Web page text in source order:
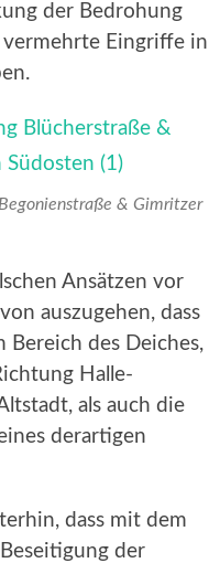
der Bedrohung
Eingriffe in
& Gimritzer
Ansätzen vor
auszugehen, dass
Bereich des Deiches,
Halle-
als auch die
derartigen
dass mit dem
der